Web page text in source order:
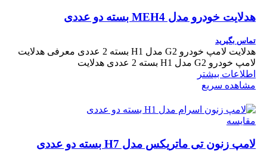
هدلایت خودرو مدل MEH4 بسته دو عددی
تماس بگیرید
هدلایت لامپ خودرو G2 مدل H1 بسته 2 عددی معرفی هدلایت
لامپ خودرو G2 مدل H1 بسته 2 عددی هدلایت
اطلاعات بیشتر
مشاهده سریع
مقایسه
لامپ زنون تی ماتریکس مدل H7 بسته دو عددی